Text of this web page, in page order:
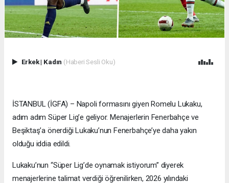
Erkek| Kadın (Haberi Sesli Oku)
İSTANBUL (İGFA) – Napoli formasını giyen Romelu Lukaku,
adım adım Süper Lig’e geliyor. Menajerlerin Fenerbahçe ve
Beşiktaş’a önerdiği Lukaku’nun Fenerbahçe’ye daha yakın
olduğu iddia edildi.
Lukaku’nun “Süper Lig’de oynamak istiyorum” diyerek
menajerlerine talimat verdiği öğrenilirken, 2026 yılındaki